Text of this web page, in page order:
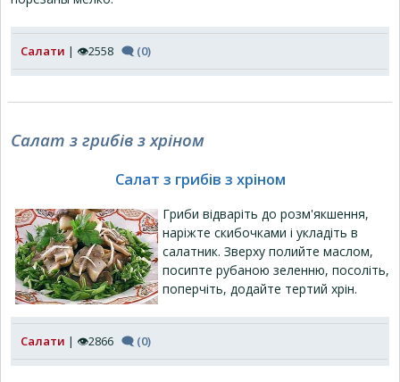
Салати | 👁2558 🗨 (0)
Салат з грибів з хріном
Салат з грибів з хріном
Гриби відваріть до розм'якшення,
наріжте скибочками і укладіть в
салатник. Зверху полийте маслом,
посипте рубаною зеленню, посоліть,
поперчіть, додайте тертий хрін.
Салати | 👁2866 🗨 (0)